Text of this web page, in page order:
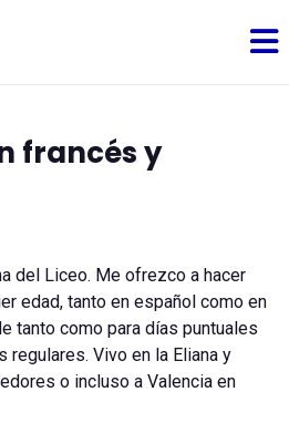
francés y
del Liceo. Me ofrezco a hacer
edad, tanto en español como en
tanto como para días puntuales
regulares. Vivo en la Eliana y
o incluso a Valencia en